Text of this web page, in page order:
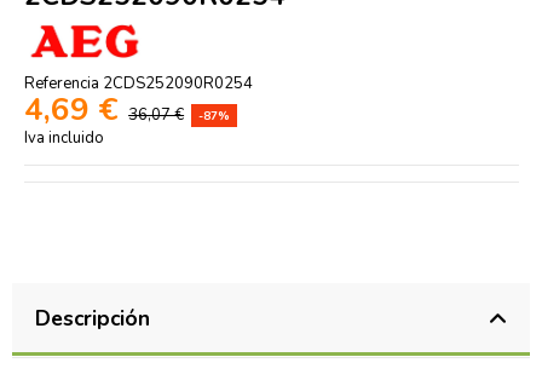
Referencia 2CDS252090R0254
4,69 € 36,07 € -87%
Iva incluido
Descripción